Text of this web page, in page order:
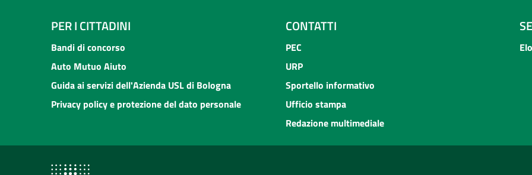
PER I CITTADINI
Bandi di concorso
Auto Mutuo Aiuto
Guida ai servizi dell'Azienda USL di Bologna
Privacy policy e protezione del dato personale
CONTATTI
PEC
URP
Sportello informativo
Ufficio stampa
Redazione multimediale